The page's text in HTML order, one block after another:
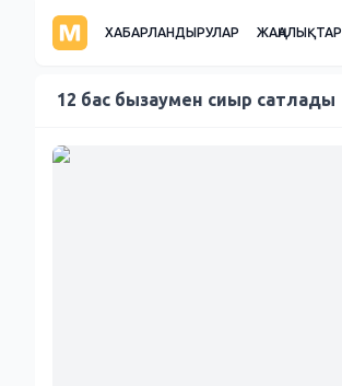
ХАБАРЛАНДЫРУЛАР ЖАҢАЛЫҚТАР
12 бас бызаумен сиыр сатлады